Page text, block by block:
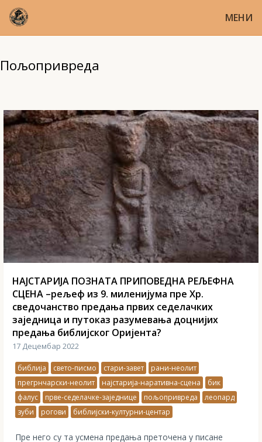
МЕНИ
Пољопривреда
НАЈСТАРИЈА ПОЗНАТА ПРИПОВЕДНА РЕЉЕФНА
СЦЕНА –рељеф из 9. миленијума пре Хр.
сведочанство предања првих седелачких
заједница и путоказ разумевањa доцнијих
предања библијског Оријента?
17 Децембар 2022
библија свето-писмо стари-завет
рани-неолит
прегрнчарски-неолит
најстарија-наративна-сцена
бик
фалус
прве-седелачке-заједнице пољопривреда
леопард
зуби
рогови библијски-културни-центар
Пре него су та усмена предања преточена у писане